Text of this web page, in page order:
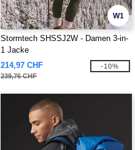
W1
Stormtech SHSSJ2W - Damen 3-in-
1 Jacke
214,97 CHF
239,76 CHF
-10%